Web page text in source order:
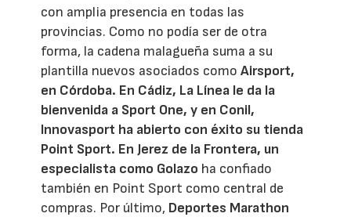
con amplia presencia en todas las
provincias. Como no podía ser de otra
forma, la cadena malagueña suma a su
plantilla nuevos asociados comoAirsport,
en Córdoba. En Cádiz, La Línea le da la
bienvenida a Sport One, y en Conil,
Innovasport ha abierto con éxito su tienda
Point Sport. En Jerez de la Frontera, un
especialista como Golazo ha confiado
también en Point Sport como central de
compras. Por último, Deportes Marathon